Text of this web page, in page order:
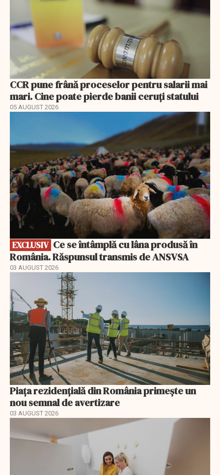
CCR pune frână proceselor pentru salarii mai
mari. Cine poate pierde banii ceruți statului
05 AUGUST 2026
EXCLUSIV
România. Răspunsul transmis de ANSVSA
03 AUGUST 2026
Piața rezidențială din România primește un
nou semnal de avertizare
03 AUGUST 2026